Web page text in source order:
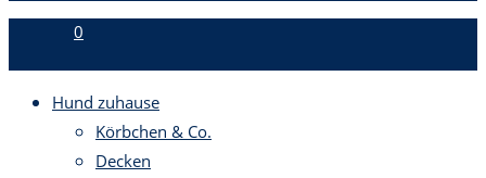
0
Hund zuhause
Körbchen & Co.
Decken